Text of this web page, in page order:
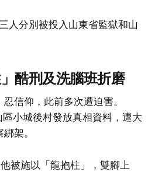
人分別被投入山東省監獄和山
酷刑及洗腦班折磨
信仰，此前多次遭迫害。
小城後村發放真相資料，遭大
架。
他被施以「龍抱柱」，雙腳上